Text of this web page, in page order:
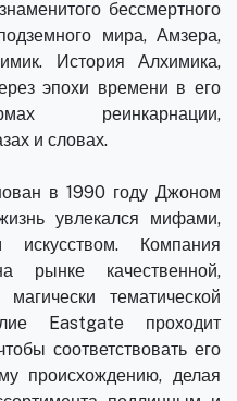
бессмертного
мира, Амзера,
История Алхимика,
эпохи времени в его
реинкарнации,
и словах.
в 1990 году Джоном
увлекался мифами,
Компания
рынке качественной,
тематической
Eastgate проходит
соответствовать его
происхождению, делая